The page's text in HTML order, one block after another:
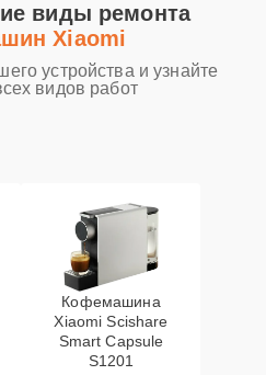
виды ремонта
Xiaomi
устройства и узнайте
видов работ
Кофемашина
Xiaomi Scishare
Smart Capsule
S1201